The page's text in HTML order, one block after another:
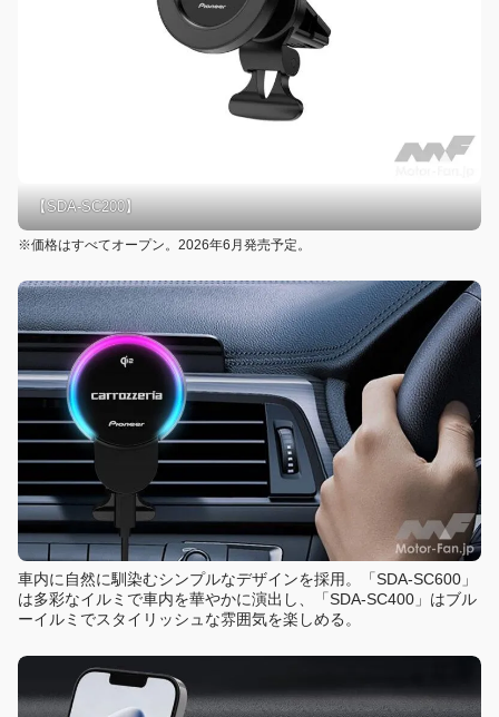
【SDA-SC200】
※価格はすべてオープン。2026年6月発売予定。
車内に自然に馴染むシンプルなデザインを採用。「SDA-SC600」
は多彩なイルミで車内を華やかに演出し、「SDA-SC400」はブル
ーイルミでスタイリッシュな雰囲気を楽しめる。